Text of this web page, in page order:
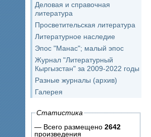
Деловая и справочная
литература
Просветительская литература
Литературное наследие
Эпос "Манас"; малый эпос
Журнал "Литературный
Кыргызстан" за 2009-2022 годы
Разные журналы (архив)
Галерея
Статистика
— Всего размещено 2642
произведения